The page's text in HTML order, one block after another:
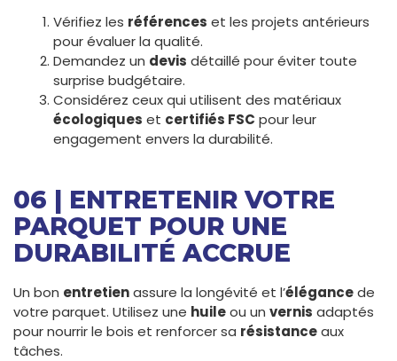
Vérifiez les références et les projets antérieurs
pour évaluer la qualité.
Demandez un devis détaillé pour éviter toute
surprise budgétaire.
Considérez ceux qui utilisent des matériaux
écologiques et certifiés FSC pour leur
engagement envers la durabilité.
06 | ENTRETENIR VOTRE
PARQUET POUR UNE
DURABILITÉ ACCRUE
Un bon entretienassure la longévité et l’élégancede
votre parquet. Utilisez une huileou un vernis adaptés
pour nourrir le bois et renforcer sa résistanceaux
tâches.